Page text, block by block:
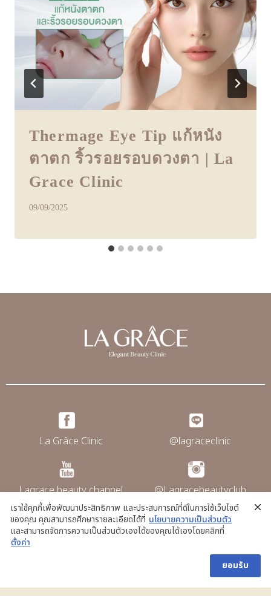
Thermage Eye Tip แก้หนัง
ตาตก ริ้วรอยรอบดวงตา | La
Grace Clinic
09/09/2025
La Grâce Clinic @lagraceclinic
Lagrace beauty channel @Lagracebeautyclub
@La grace clinic
Copyright © La Grace Clinic. All rights
reserved
เราใช้คุกกี้เพื่อพัฒนาประสิทธิภาพ และประสบการณ์ที่ดีในการใช้เว็บไซต์
ของคุณ คุณสามารถศึกษารายละเอียดได้ที่ นโยบายความเป็นส่วนตัว
และสามารถจัดการความเป็นส่วนตัวเองได้ของคุณได้เองโดยคลิกที่
ตั้งค่า
ยอมรับ